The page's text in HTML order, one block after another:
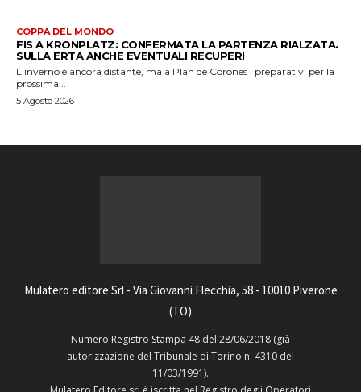
COPPA DEL MONDO
FIS A KRONPLATZ: CONFERMATA LA PARTENZA RIALZATA.
SULLA ERTA ANCHE EVENTUALI RECUPERI
L'inverno è ancora distante, ma a Plan de Corones i preparativi per la
prossima...
5 Agosto 2026
Mulatero editore Srl - Via Giovanni Flecchia, 58 - 10010 Piverone
(TO)
Numero Registro Stampa 48 del 28/06/2018 (già
autorizzazione del Tribunale di Torino n. 4310 del
11/03/1991).